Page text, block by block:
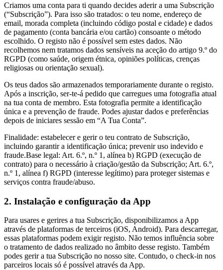
Criamos uma conta para ti quando decides aderir a uma Subscrição
(“Subscrição”). Para isso são tratados: o teu nome, endereço de
email, morada completa (incluindo código postal e cidade) e dados
de pagamento (conta bancária e/ou cartão) consoante o método
escolhido. O registo não é possível sem estes dados. Não
recolhemos nem tratamos dados sensíveis na aceção do artigo 9.º do
RGPD (como saúde, origem étnica, opiniões políticas, crenças
religiosas ou orientação sexual).
Os teus dados são armazenados temporariamente durante o registo.
Após a inscrição, ser-te-á pedido que carregues uma fotografia atual
na tua conta de membro. Esta fotografia permite a identificação
única e a prevenção de fraude. Podes ajustar dados e preferências
depois de iniciares sessão em “A Tua Conta”.
Finalidade: estabelecer e gerir o teu contrato de Subscrição,
incluindo garantir a identificação única; prevenir uso indevido e
fraude.Base legal: Art. 6.º, n.º 1, alínea b) RGPD (execução de
contrato) para o necessário à criação/gestão da Subscrição; Art. 6.º,
n.º 1, alínea f) RGPD (interesse legítimo) para proteger sistemas e
serviços contra fraude/abuso.
2. Instalação e configuração da App
Para usares e gerires a tua Subscrição, disponibilizamos a App
através de plataformas de terceiros (iOS, Android). Para descarregar,
essas plataformas podem exigir registo. Não temos influência sobre
o tratamento de dados realizado no âmbito desse registo. Também
podes gerir a tua Subscrição no nosso site. Contudo, o check-in nos
parceiros locais só é possível através da App.